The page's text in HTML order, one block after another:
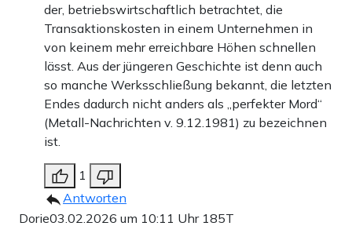
der, betriebswirtschaftlich betrachtet, die
Transaktionskosten in einem Unternehmen in
von keinem mehr erreichbare Höhen schnellen
lässt. Aus der jüngeren Geschichte ist denn auch
so manche Werksschließung bekannt, die letzten
Endes dadurch nicht anders als „perfekter Mord“
(Metall-Nachrichten v. 9.12.1981) zu bezeichnen
ist.
1
Antworten
Dorie03.02.2026 um 10:11 Uhr 185T